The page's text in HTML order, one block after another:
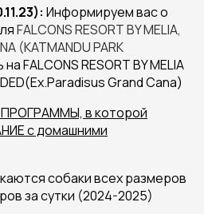
Информируем вас о
FALCONS RESORT BY MELIA,
(KATMANDU PARK
FALCONS RESORT BY MELIA
Grand Cana)
в которой
с домашними
собаки всех размеров
за сутки (2024-2025)